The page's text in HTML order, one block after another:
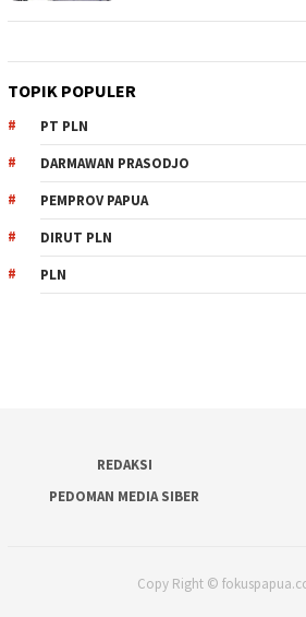
TOPIK POPULER
PT PLN
DARMAWAN PRASODJO
PEMPROV PAPUA
DIRUT PLN
PLN
REDAKSI
PEDOMAN MEDIA SIBER
Copy Right ©